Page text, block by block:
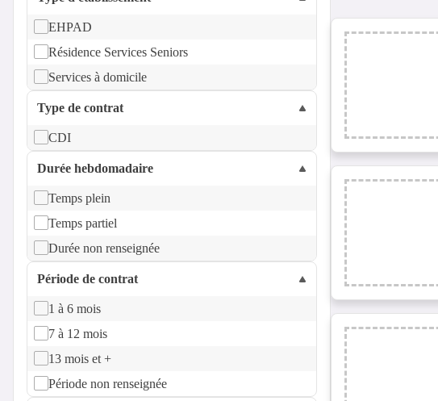
EHPAD
Résidence Services Seniors
Services à domicile
Type de contrat
CDI
Durée hebdomadaire
Temps plein
Temps partiel
Durée non renseignée
Période de contrat
1 à 6 mois
7 à 12 mois
13 mois et +
Période non renseignée